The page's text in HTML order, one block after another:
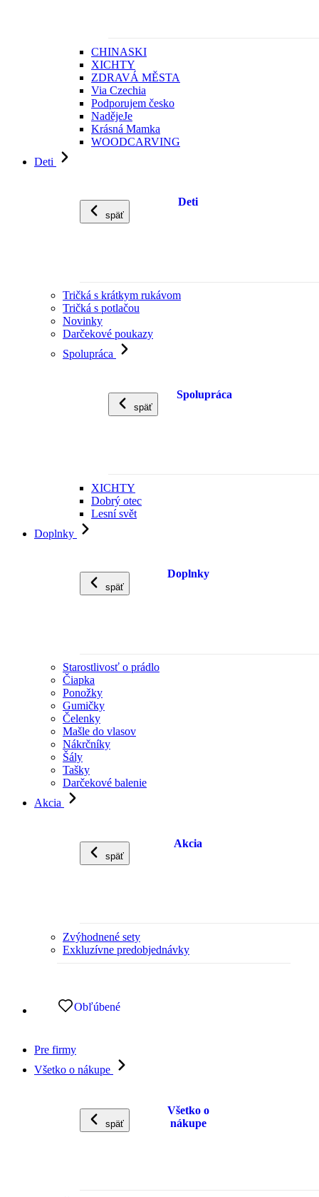
CHINASKI
XICHTY
ZDRAVÁ MĚSTA
Via Czechia
Podporujem česko
NadějeJe
Krásná Mamka
WOODCARVING
Deti
späť
Deti
Tričká s krátkym rukávom
Tričká s potlačou
Novinky
Darčekové poukazy
Spolupráca
späť
Spolupráca
XICHTY
Dobrý otec
Lesní svět
Doplnky
späť
Doplnky
Starostlivosť o prádlo
Čiapka
Ponožky
Gumičky
Čelenky
Mašle do vlasov
Nákrčníky
Šály
Tašky
Darčekové balenie
Akcia
späť
Akcia
Zvýhodnené sety
Exkluzívne predobjednávky
Obľúbené
Pre firmy
Všetko o nákupe
späť
Všetko o
nákupe